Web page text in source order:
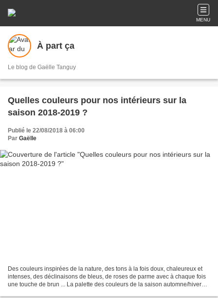
MENU
À part ça
Le blog de Gaëlle Tanguy
Quelles couleurs pour nos intérieurs sur la
saison 2018-2019 ?
Publié le 22/08/2018 à 06:00
Par Gaëlle
Des couleurs inspirées de la nature, des tons à la fois doux, chaleureux et
intenses, des déclinaisons de bleus, de roses de parme avec à chaque fois
une touche de brun ... La palette des couleurs de la saison automne/hiver